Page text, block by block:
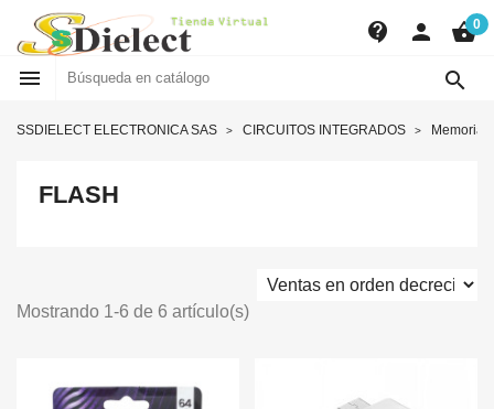
contact_support person shopping_basket0
 
SSDIELECT ELECTRONICA SAS CIRCUITOS INTEGRADOS Memorias
FLASH
Mostrando 1-6 de 6 artículo(s)